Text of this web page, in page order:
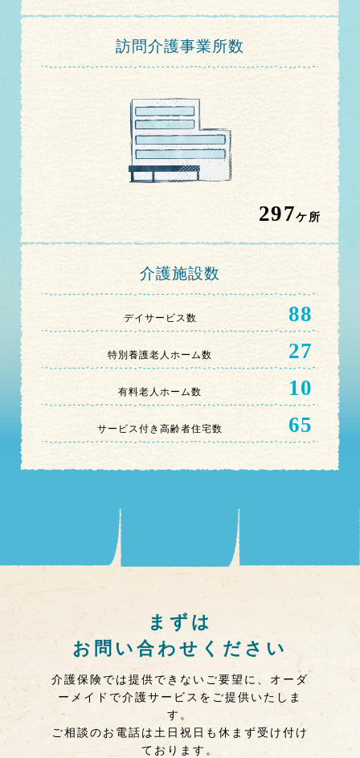
訪問介護事業所数
297ケ所
介護施設数
デイサービス数 88
特別養護老人ホーム数 27
有料老人ホーム数 10
サービス付き高齢者住宅数 65
まずは
お問い合わせください
介護保険では提供できないご要望に、オーダ
ーメイドで介護サービスをご提供いたしま
す。
ご相談のお電話は土日祝日も休まず受け付け
ております。